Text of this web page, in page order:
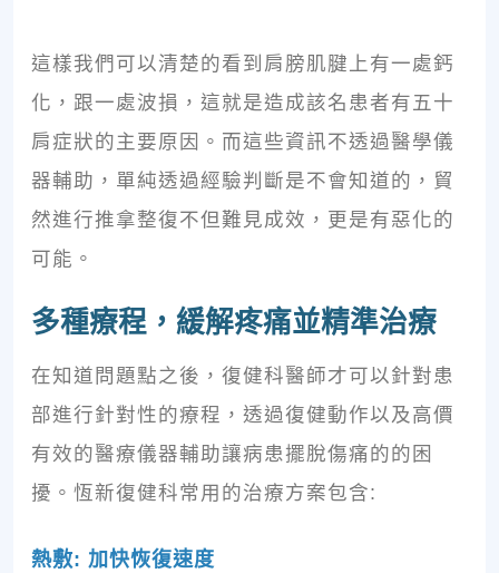
這樣我們可以清楚的看到肩膀肌腱上有一處鈣
化，跟一處波損，這就是造成該名患者有五十
肩症狀的主要原因。而這些資訊不透過醫學儀
器輔助，單純透過經驗判斷是不會知道的，貿
然進行推拿整復不但難見成效，更是有惡化的
可能。
多種療程，緩解疼痛並精準治療
在知道問題點之後，復健科醫師才可以針對患
部進行針對性的療程，透過復健動作以及高價
有效的醫療儀器輔助讓病患擺脫傷痛的的困
擾。恆新復健科常用的治療方案包含:
熱敷: 加快恢復速度